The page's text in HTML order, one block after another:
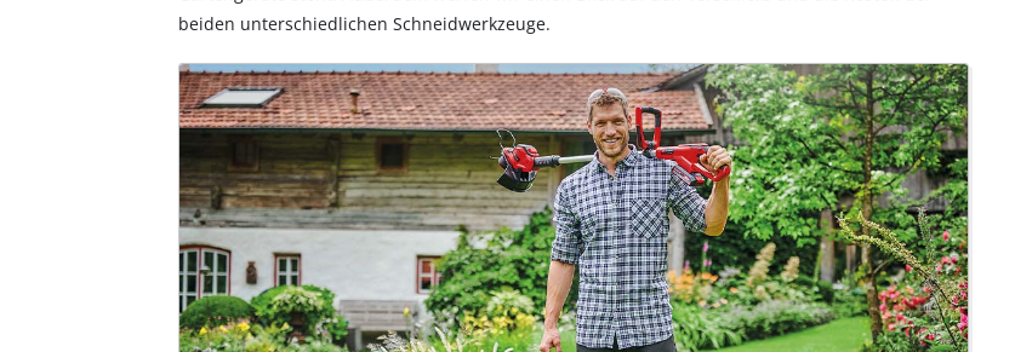
beiden unterschiedlichen Schneidwerkzeuge.